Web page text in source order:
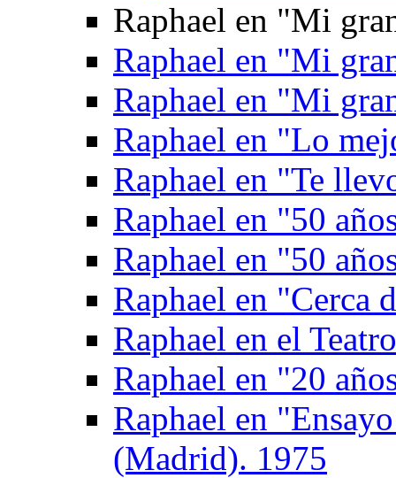
Raphael en "Mi
Raphael en "Mi
Raphael en "Mi
Raphael en "Lo
Raphael en "Te
Raphael en "50
Raphael en "50
Raphael en
Raphael en el
Raphael en "20
Raphael en
(Madrid). 1975